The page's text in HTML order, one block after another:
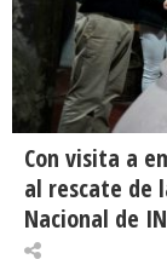
Con visita a
al rescate de
Nacional de